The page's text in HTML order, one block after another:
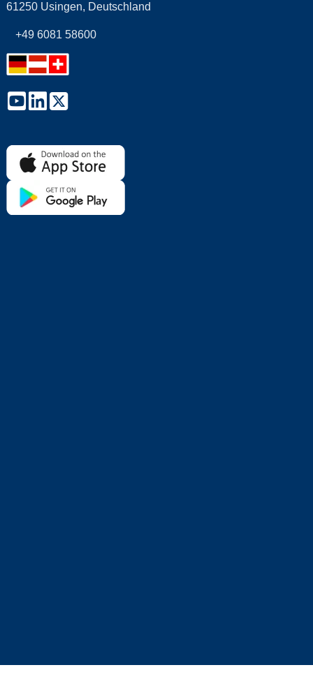
61250 Usingen, Deutschland
+49 6081 58600